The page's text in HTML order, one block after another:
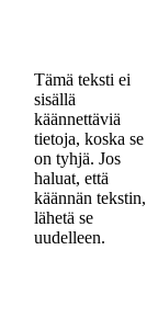
Tämä teksti ei
sisällä
käännettäviä
tietoja, koska se
on tyhjä. Jos
haluat, että
käännän tekstin,
lähetä se
uudelleen.